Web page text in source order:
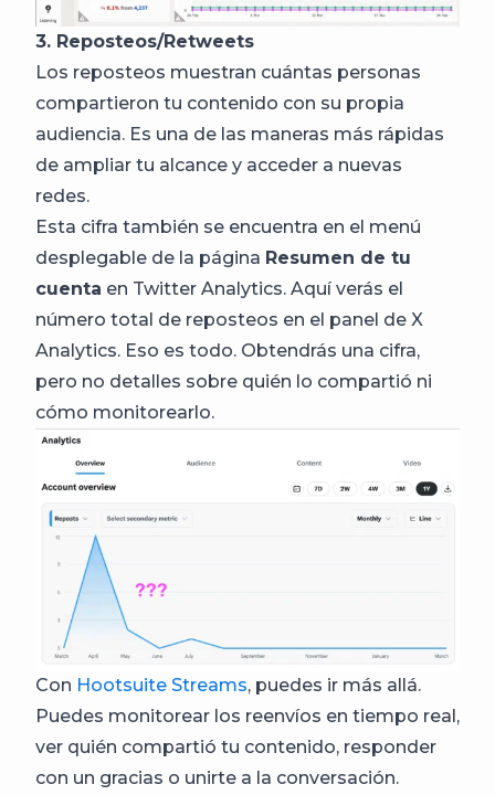
3. Reposteos/Retweets
Los reposteos muestran cuántas personas
compartieron tu contenido con su propia
audiencia. Es una de las maneras más rápidas
de ampliar tu alcance y acceder a nuevas
redes.
Esta cifra también se encuentra en el menú
desplegable de la página Resumen de tu
cuenta en Twitter Analytics. Aquí verás el
número total de reposteos en el panel de X
Analytics. Eso es todo. Obtendrás una cifra,
pero no detalles sobre quién lo compartió ni
cómo monitorearlo.
Con Hootsuite Streams, puedes ir más allá.
Puedes monitorear los reenvíos en tiempo real,
ver quién compartió tu contenido, responder
con un gracias o unirte a la conversación.